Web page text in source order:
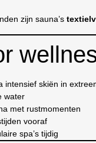
zijn sauna’s
intensief skiën in
water
met rustmomenten
vooraf
spa’s tijdig